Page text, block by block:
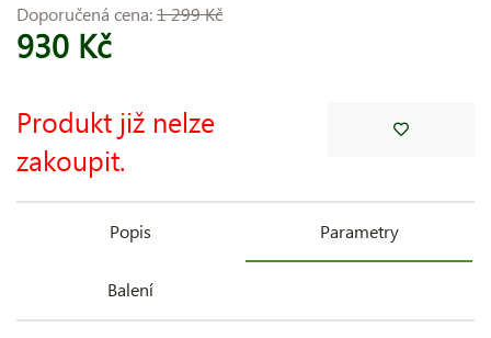
Doporučená cena:1 299 Kč
930 Kč
Produkt již nelze
zakoupit.
Popis Parametry
Balení